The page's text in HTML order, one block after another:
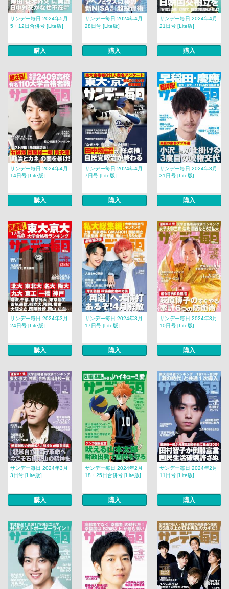
サンデー毎日 2024年5月
5・12日合併号 [Lite版]
購入
サンデー毎日 2024年4月
28日号 [Lite版]
購入
サンデー毎日 2024年4月
21日号 [Lite版]
購入
サンデー毎日 2024年4月
14日号 [Lite版]
購入
サンデー毎日 2024年4月
7日号 [Lite版]
購入
サンデー毎日 2024年3月
31日号 [Lite版]
購入
サンデー毎日 2024年3月
24日号 [Lite版]
購入
サンデー毎日 2024年3月
17日号 [Lite版]
購入
サンデー毎日 2024年3月
10日号 [Lite版]
購入
サンデー毎日 2024年3月
3日号 [Lite版]
購入
サンデー毎日 2024年2月
18・25日合併号 [Lite版]
購入
サンデー毎日 2024年2月
11日号 [Lite版]
購入